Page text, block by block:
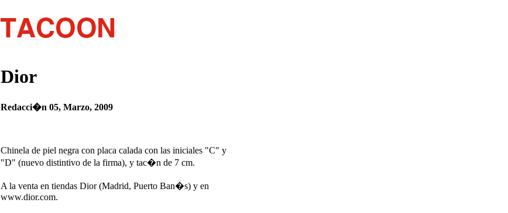
Dior
Redacci�n 05, Marzo, 2009
Chinela de piel negra con placa calada con las iniciales "C" y
"D" (nuevo distintivo de la firma), y tac�n de 7 cm.
A la venta en tiendas Dior (Madrid, Puerto Ban�s) y en
www.dior.com.